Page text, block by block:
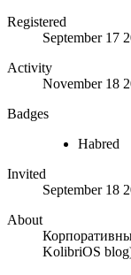
Registered
September 17
Activity
November 18
Badges
Habred
Invited
September 18
About
KolibriOS